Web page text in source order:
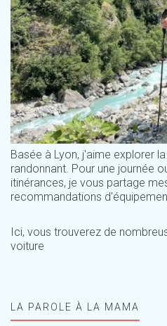
Basée à Lyon, j'aime explorer
randonnant. Pour une journée
itinérances, je vous partage
recommandations
Ici, vous trouverez de
voiture
LA PAROLE À LA MAMA